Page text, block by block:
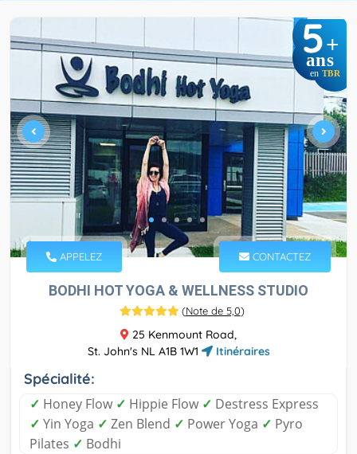
5+
ans
en TBR
APPELEZ CONTACTEZ
BODHI HOT YOGA & WELLNESS STUDIO
(Note de 5,0)
25 Kenmount Road,
St. John's NL A1B 1W1
Itinéraires
Spécialité:
✓ Honey Flow ✓ Hippie Flow ✓ Destress Express
✓ Yin Yoga ✓ Zen Blend ✓ Power Yoga ✓ Pyro
Pilates ✓ Bodhi